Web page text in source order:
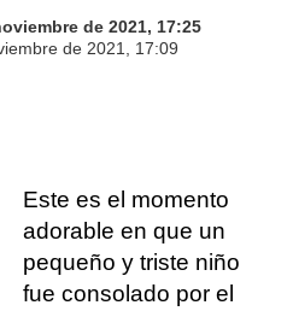
de 2021, 17:25
de 2021, 17:09
Este es el momento
adorable en que un
pequeño y triste niño
fue consolado por el